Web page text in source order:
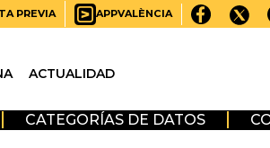
PREVIA APPVALÈNCIA
ACTUALIDAD
CATEGORÍAS DE DATOS